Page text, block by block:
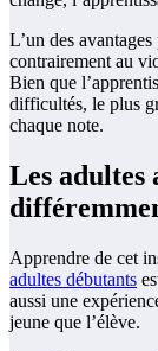
L’un des
contrairement au
Bien que
difficultés, le plus
chaque note.
Les adultes
Apprendre de cet
adultes débutants
aussi une
jeune que l’élève.